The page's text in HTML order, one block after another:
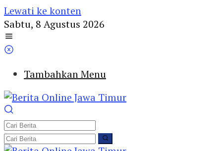
Lewati ke konten
Sabtu, 8 Agustus 2026
Tambahkan Menu